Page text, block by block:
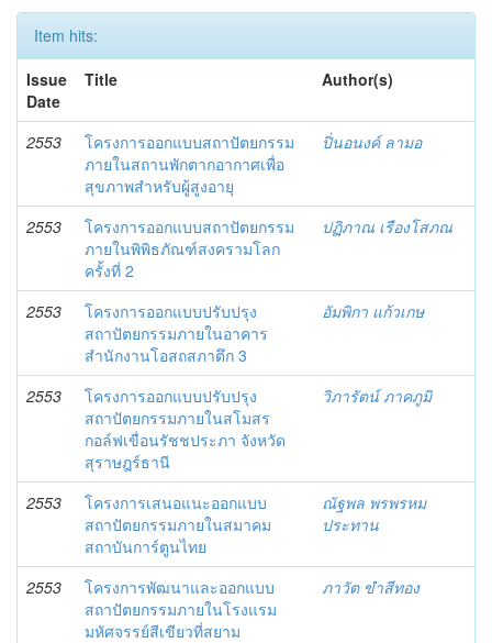
Item hits:
Issue
Date
Title Author(s)
2553
โครงการออกแบบสถาปัตยกรรม
ภายในสถานพักตากอากาศเพื่อ
สุขภาพสำหรับผู้สูงอายุ
ปิ่นอนงค์ ลามอ
2553
โครงการออกแบบสถาปัตยกรรม
ภายในพิพิธภัณฑ์สงครามโลก
ครั้งที่ 2
ปฏิภาณ เรืองโสภณ
2553
โครงการออกแบบปรับปรุง
สถาปัตยกรรมภายในอาคาร
สำนักงานโอสถสภาตึก 3
อัมพิกา แก้วเกษ
2553
โครงการออกแบบปรับปรุง
สถาปัตยกรรมภายในสโมสร
กอล์ฟเขื่อนรัชชประภา จังหวัด
สุราษฎร์ธานี
วิภารัตน์ ภาคภูมิ
2553
โครงการเสนอแนะออกแบบ
สถาปัตยกรรมภายในสมาคม
สถาบันการ์ตูนไทย
ณัฐพล พรพรหม
ประทาน
2553
โครงการพัฒนาและออกแบบ
สถาปัตยกรรมภายในโรงแรม
มหัศจรรย์สีเขียวที่สยาม
ภาวัต ขำสีทอง